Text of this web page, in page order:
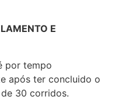
E
por tempo
após ter concluido o
30 corridos.